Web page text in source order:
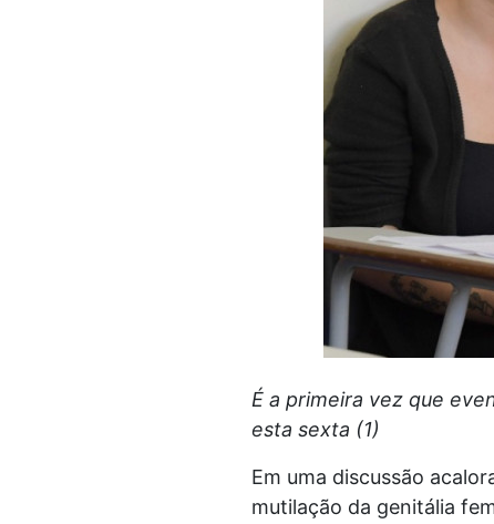
É a primeira vez que
esta sexta (1)
Em uma discussão
mutilação da genitália